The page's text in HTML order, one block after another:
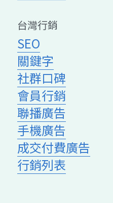
台灣行銷
SEO
關鍵字
社群口碑
會員行銷
聯播廣告
手機廣告
成交付費廣告
行銷列表